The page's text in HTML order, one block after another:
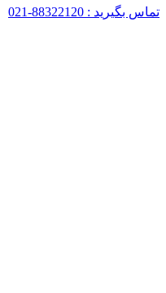
تماس بگیرید : 88322120-021